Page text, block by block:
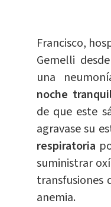
Francisco,
Gemelli
una
noche
de que este
agravase su
respiratoria
suministrar
transfusiones
anemia.